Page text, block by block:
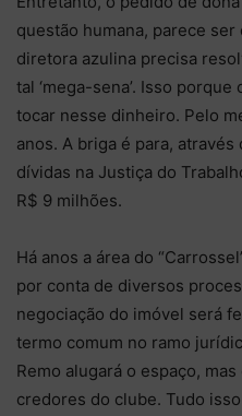
questão humana, parece
diretora azulina precisa
tal ‘mega-sena’. Isso
tocar nesse dinheiro. Pelo
anos. A briga é para,
dívidas na Justiça do
R$ 9 milhões.
Há anos a área do
por conta de diversos
negociação do imóvel será
termo comum no ramo
Remo alugará o espaço,
credores do clube. Tudo